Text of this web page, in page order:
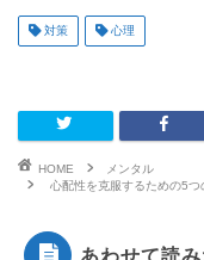
対策 心理
HOME
メンタル
心配性を克服するための5